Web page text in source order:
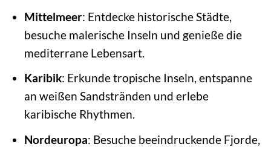
Mittelmeer: Entdecke historische Städte,
besuche malerische Inseln und genieße die
mediterrane Lebensart.
Karibik: Erkunde tropische Inseln, entspanne
an weißen Sandstränden und erlebe
karibische Rhythmen.
Nordeuropa: Besuche beeindruckende Fjorde,